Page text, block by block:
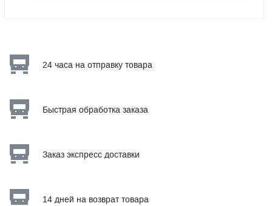
24 часа на отправку товара
Быстрая обработка заказа
Заказ экспресс доставки
14 дней на возврат товара